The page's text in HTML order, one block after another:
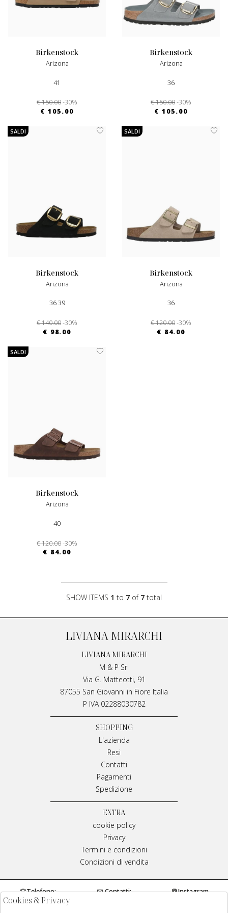
birkenstock
Arizona
41
€ 150.00-30%
€ 105.00
birkenstock
Arizona
36
€ 150.00-30%
€ 105.00
SALDI
birkenstock
Arizona
36 39
€ 140.00-30%
€ 98.00
SALDI
birkenstock
Arizona
36
€ 120.00-30%
€ 84.00
SALDI
birkenstock
Arizona
40
€ 120.00-30%
€ 84.00
SHOW ITEMS 1 to 7 of 7 total
LIVIANA MIRARCHI
LIVIANA MIRARCHI
M & P Srl
Via G. Matteotti, 91
87055 San Giovanni in Fiore Italia
P IVA 02288030782
SHOPPING
L'azienda
Resi
Contatti
Pagamenti
Spedizione
EXTRA
cookie policy
Privacy
Termini e condizioni
Condizioni di vendita
Telefono:
0984970429
Contatti:
Instagram
Cookies & Privacy